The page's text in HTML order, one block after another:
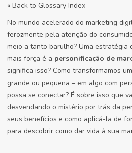
« Back to Glossary Index
No mundo acelerado do marketing
ferozmente pela atenção do
meio a tanto barulho? Uma estratégia
mais força é a personificação de
significa isso? Como transformamos
grande ou pequena – em algo com
possa se conectar? É sobre isso que
desvendando o mistério por trás da
seus benefícios e como aplicá-la de
para descobrir como dar vida à sua